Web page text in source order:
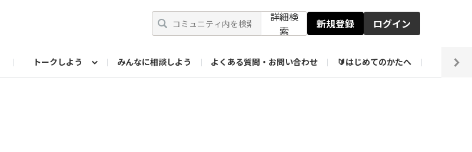
詳細検
索
新規登録 ログイン
トークしよう みんなに相談しよう よくある質問・お問い合わせ 🔰はじめてのかたへ 編集